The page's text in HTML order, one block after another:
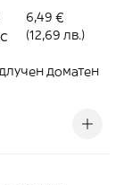
6,49 €
(12,69 лв.)
доматен